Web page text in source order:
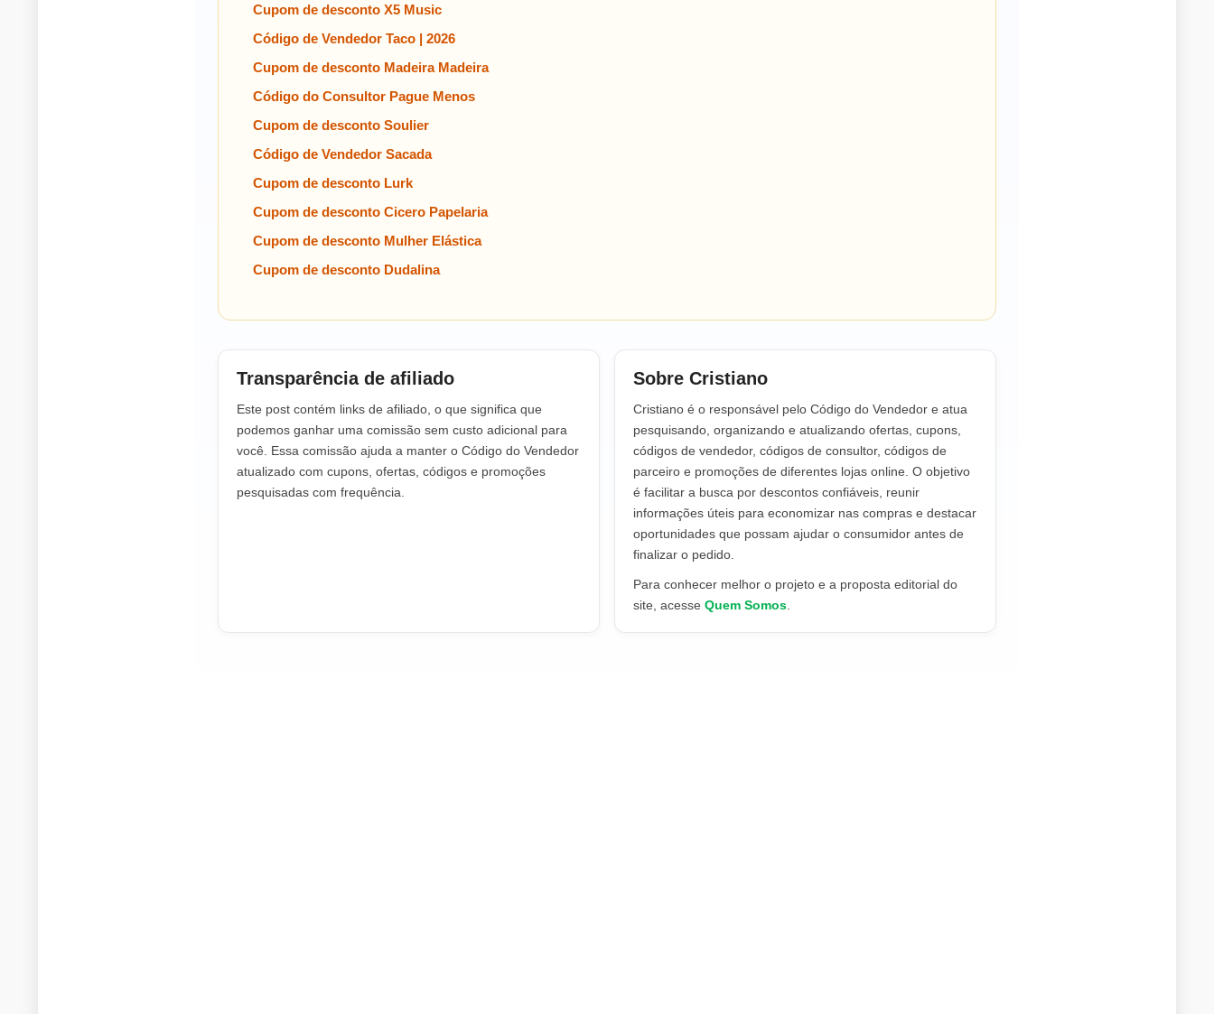
Cupom de desconto X5 Music
Código de Vendedor Taco | 2026
Cupom de desconto Madeira Madeira
Código do Consultor Pague Menos
Cupom de desconto Soulier
Código de Vendedor Sacada
Cupom de desconto Lurk
Cupom de desconto Cicero Papelaria
Cupom de desconto Mulher Elástica
Cupom de desconto Dudalina
Transparência de afiliado
Este post contém links de afiliado, o que significa que
podemos ganhar uma comissão sem custo adicional para
você. Essa comissão ajuda a manter o Código do Vendedor
atualizado com cupons, ofertas, códigos e promoções
pesquisadas com frequência.
Sobre Cristiano
Cristiano é o responsável pelo Código do Vendedor e atua
pesquisando, organizando e atualizando ofertas, cupons,
códigos de vendedor, códigos de consultor, códigos de
parceiro e promoções de diferentes lojas online. O objetivo
é facilitar a busca por descontos confiáveis, reunir
informações úteis para economizar nas compras e destacar
oportunidades que possam ajudar o consumidor antes de
finalizar o pedido.
Para conhecer melhor o projeto e a proposta editorial do
site, acesse Quem Somos